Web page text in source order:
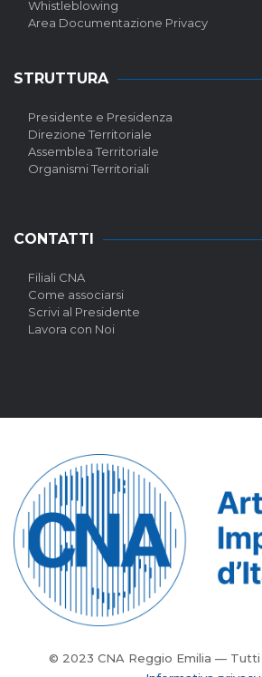
Whistleblowing
Area Documentazione Privacy
STRUTTURA
Presidente e Presidenza
Direzione Territoriale
Assemblea Territoriale
Organismi Territoriali
CONTATTI
Filiali CNA
Come associarsi
Scrivi al Presidente
Lavora con Noi
© 2023 CNA Reggio Emilia —